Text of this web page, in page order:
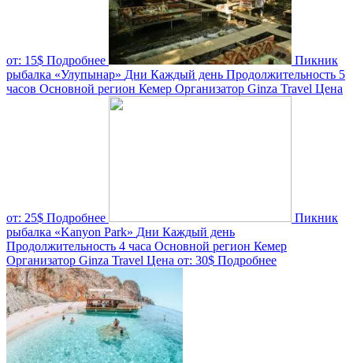
от: 15$ Подробнее
Пикник
рыбалка «Улупынар» Дни Каждый день Продолжительность 5
часов Основной регион Кемер Организатор Ginza Travel Цена
от: 25$ Подробнее
Пикник
рыбалка «Kanyon Park» Дни Каждый день
Продолжительность 4 часа Основной регион Кемер
Организатор Ginza Travel Цена от: 30$ Подробнее